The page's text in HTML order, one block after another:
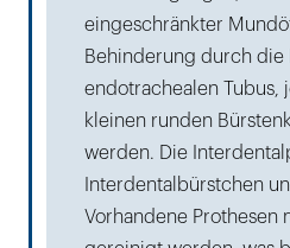
eingeschränkter
Behinderung durch die
endotrachealen Tubus,
kleinen runden
werden. Die
Interdentalbürstchen
Vorhandene Prothesen